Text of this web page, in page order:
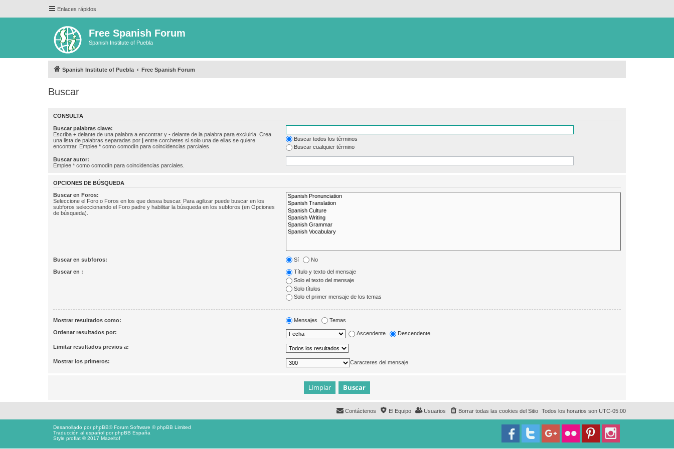
Enlaces rápidos
Free Spanish Forum
Spanish Institute of Puebla
Spanish Institute of Puebla Free Spanish Forum
Buscar
CONSULTA
Buscar palabras clave:
Escriba + delante de una palabra a encontrar y - delante de la palabra para excluirla. Crea
una lista de palabras separadas por | entre corchetes si solo una de ellas se quiere
encontrar. Emplee * como comodín para coincidencias parciales.
Buscar todos los términos
Buscar cualquier término
Buscar autor:
Emplee * como comodín para coincidencias parciales.
OPCIONES DE BÚSQUEDA
Buscar en Foros:
Seleccione el Foro o Foros en los que desea buscar. Para agilizar puede buscar en los
subforos seleccionando el Foro padre y habilitar la búsqueda en los subforos (en Opciones
de búsqueda).
Buscar en subforos: Sí No
Buscar en :
Título y texto del mensaje
Solo el texto del mensaje
Solo títulos
Solo el primer mensaje de los temas
Mostrar resultados como: Mensajes Temas
Ordenar resultados por: Ascendente Descendente
Limitar resultados previos a:
Mostrar los primeros: Caracteres del mensaje
Todos los horarios son UTC-05:00
Borrar todas las cookies del Sitio
Usuarios
El Equipo
Contáctenos
Desarrollado porphpBB® Forum Software © phpBB Limited
Traducción al español porphpBB España
Style proflat © 2017 Mazeltof